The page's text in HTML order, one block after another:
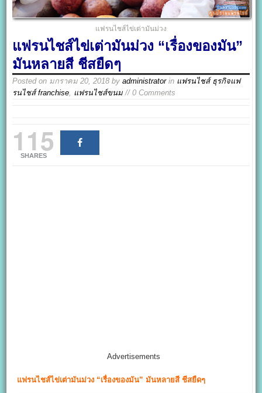
แฟรนไชส์ไข่เต่ามันม่วง
แฟรนไชส์ไข่เต่ามันม่วง “เรื่องของมัน”
มันหลายสี ชีสยืดๆ
Posted on มกราคม 20, 2018 byadministratorin แฟรนไชส์ ธุรกิจแฟ
รนไชส์ franchise, แฟรนไชส์ขนม // 0 Comments
115
SHARES
Advertisements
แฟรนไชส์ไข่เต่ามันม่วง “เรื่องของมัน” มันหลายสี ชีสยืดๆ